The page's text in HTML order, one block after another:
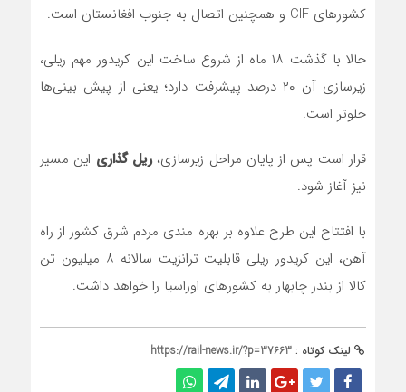
کشور‌های CIF و همچنین اتصال به جنوب افغانستان است.
حالا با گذشت ۱۸ ماه از شروع ساخت این کریدور مهم ریلی،
زیرسازی آن ۲۰ درصد پیشرفت دارد؛ یعنی از پیش بینی‌ها
جلوتر است.
قرار است پس از پایان مراحل زیرسازی،ریل گذاری این مسیر
نیز آغاز شود.
با افتتاح این طرح علاوه بر بهره مندی مردم شرق کشور از راه
آهن، این کریدور ریلی قابلیت ترانزیت سالانه ۸ میلیون تن
کالا از بندر چابهار به کشور‌های اوراسیا را خواهد داشت.
لینک کوتاه : https://rail-news.ir/?p=37663